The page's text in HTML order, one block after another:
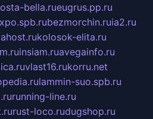
bella.rueugrus.pp.ru
bezmorchin.ruia2.ru
kolosok-elita.ru
insiam.ruavegainfo.ru
vlast16.rukorru.net
lammin-suo.spb.ru
running-line.ru
rust-loco.rudugshop.ru